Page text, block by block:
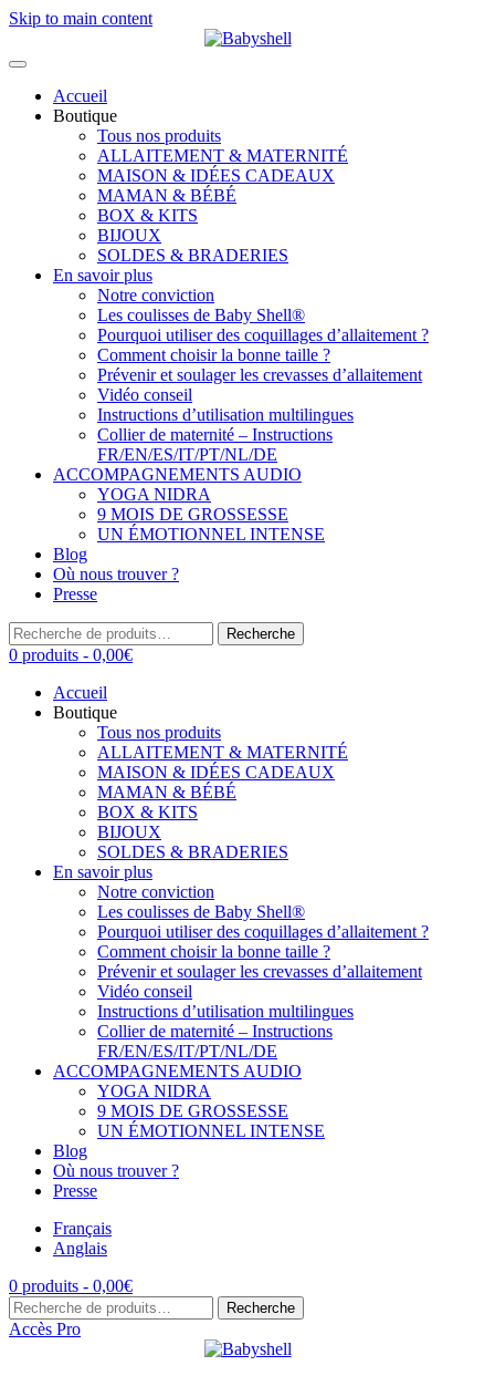
Skip to main content
Accueil
Boutique
Tous nos produits
ALLAITEMENT & MATERNITÉ
MAISON & IDÉES CADEAUX
MAMAN & BÉBÉ
BOX & KITS
BIJOUX
SOLDES & BRADERIES
En savoir plus
Notre conviction
Les coulisses de Baby Shell®
Pourquoi utiliser des coquillages d’allaitement ?
Comment choisir la bonne taille ?
Prévenir et soulager les crevasses d’allaitement
Vidéo conseil
Instructions d’utilisation multilingues
Collier de maternité – Instructions
FR/EN/ES/IT/PT/NL/DE
ACCOMPAGNEMENTS AUDIO
YOGA NIDRA
9 MOIS DE GROSSESSE
UN ÉMOTIONNEL INTENSE
Blog
Où nous trouver ?
Presse
Recherche
pour :
Recherche
0 produits - 0,00€
Accueil
Boutique
Tous nos produits
ALLAITEMENT & MATERNITÉ
MAISON & IDÉES CADEAUX
MAMAN & BÉBÉ
BOX & KITS
BIJOUX
SOLDES & BRADERIES
En savoir plus
Notre conviction
Les coulisses de Baby Shell®
Pourquoi utiliser des coquillages d’allaitement ?
Comment choisir la bonne taille ?
Prévenir et soulager les crevasses d’allaitement
Vidéo conseil
Instructions d’utilisation multilingues
Collier de maternité – Instructions
FR/EN/ES/IT/PT/NL/DE
ACCOMPAGNEMENTS AUDIO
YOGA NIDRA
9 MOIS DE GROSSESSE
UN ÉMOTIONNEL INTENSE
Blog
Où nous trouver ?
Presse
Français
Anglais
0 produits - 0,00€
Recherche
pour :
Recherche
Accès Pro